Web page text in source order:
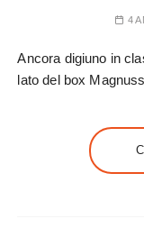
4
Ancora digiuno in
lato del box